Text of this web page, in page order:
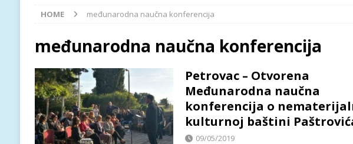
[ 06/08/2026 ] Najava programa XL festivala „Grad teatar“ za petak, 7. avgust
[ 06/08/2026 ]
Od kultne TV serije do pozorišnog podviga: „Više od igre” na
Najava programa XL festivala „Grad teatar“ za četvrtak, 6. avgust
[ 07/08/2026 ]
Najava programa XL festivala „Grad teatar“ za subotu, 8. avgust
HOME međunarodna naučna konferencija
međunarodna naučna konferencija
Petrovac – Otvorena
Međunarodna naučna
konferencija o
kulturnoj baštini
09/05/2019